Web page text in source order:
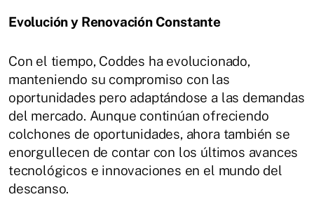
Evolución y Renovación Constante
Con el tiempo, Coddes ha evolucionado,
manteniendo su compromiso con las
oportunidades pero adaptándose a las demandas
del mercado. Aunque continúan ofreciendo
colchones de oportunidades, ahora también se
enorgullecen de contar con los últimos avances
tecnológicos e innovaciones en el mundo del
descanso.